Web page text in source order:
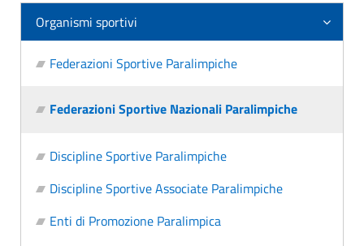
Organismi sportivi
Federazioni Sportive Paralimpiche
Federazioni Sportive Nazionali Paralimpiche
Discipline Sportive Paralimpiche
Discipline Sportive Associate Paralimpiche
Enti di Promozione Paralimpica